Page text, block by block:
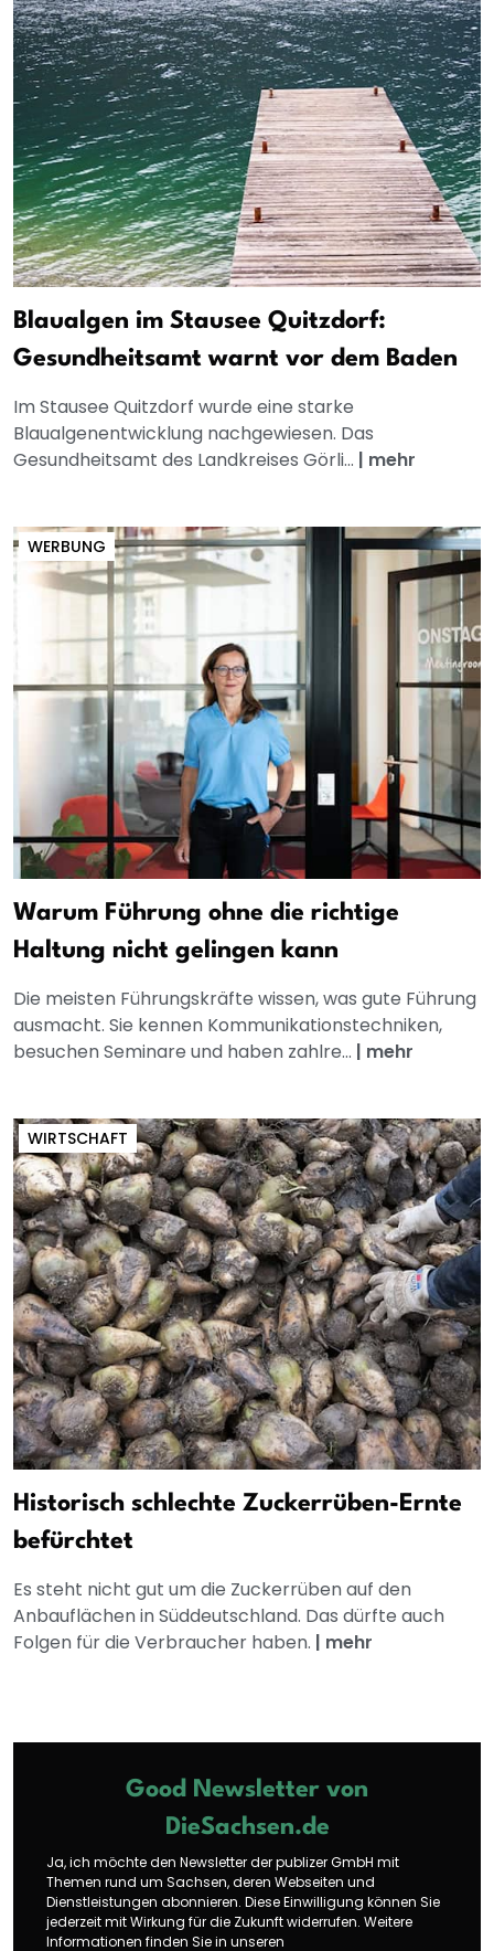
Blaualgen im Stausee Quitzdorf:
Gesundheitsamt warnt vor dem Baden
Im Stausee Quitzdorf wurde eine starke
Blaualgenentwicklung nachgewiesen. Das
Gesundheitsamt des Landkreises Görli... | mehr
WERBUNG
Warum Führung ohne die richtige
Haltung nicht gelingen kann
Die meisten Führungskräfte wissen, was gute Führung
ausmacht. Sie kennen Kommunikationstechniken,
besuchen Seminare und haben zahlre... | mehr
WIRTSCHAFT
Historisch schlechte Zuckerrüben-Ernte
befürchtet
Es steht nicht gut um die Zuckerrüben auf den
Anbauflächen in Süddeutschland. Das dürfte auch
Folgen für die Verbraucher haben. | mehr
Good Newsletter von
DieSachsen.de
Ja, ich möchte den Newsletter der publizer GmbH mit
Themen rund um Sachsen, deren Webseiten und
Dienstleistungen abonnieren. Diese Einwilligung können Sie
jederzeit mit Wirkung für die Zukunft widerrufen. Weitere
Informationen finden Sie in unseren